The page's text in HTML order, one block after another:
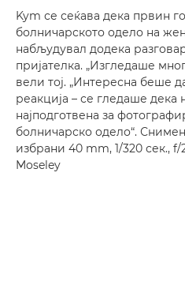
Kym се сеќава дека првин
болничарското одело на
набљудувал додека
пријателка. „Изгледаше
вели тој. „Интересна беше
реакција – се гледаше дека
најподготвена за
болничарско одело“.
избрани 40 mm, 1/320 сек., f/
Moseley